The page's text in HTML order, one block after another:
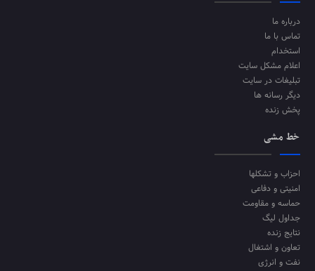
درباره ما
تماس با ما
استخدام
اعلام مشکل سایت
تبلیغات در سایت
دیگر رسانه ها
پخش زنده
خط مشی
احزاب و تشکلها
امنیتی و دفاعی
حماسه و مقاومت
جداول لیگ
نتایج زنده
تعاون و اشتغال
نفت و انرژی